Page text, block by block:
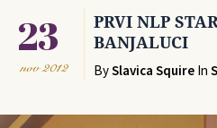
23
nov2012
PRVI NLP
BANJALUCI
BySlavica Squire In